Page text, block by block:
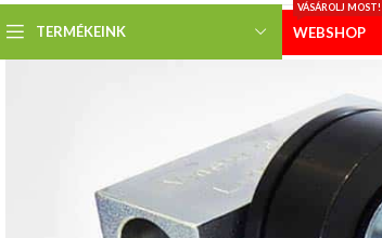
TERMÉKEINK WEBSHOP
VÁSÁROLJ MOST!